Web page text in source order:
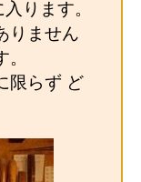
ります。
りません
限らず ど